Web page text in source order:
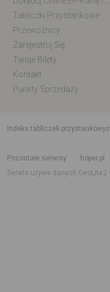
Tabliczki Przystankowe
Przewoźnicy
Zarejestruj Się
Twoje Bilety
Kontakt
Punkty Sprzedaży
indeks tabliczek
Pozostałe serwisy
hoper.pl
Serwis używa danych